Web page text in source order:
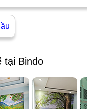
tại Bindo